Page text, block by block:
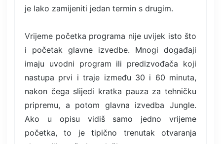
je lako zamijeniti jedan termin s drugim.
Vrijeme početka programa nije uvijek isto što
i početak glavne izvedbe. Mnogi događaji
imaju uvodni program ili predizvođača koji
nastupa prvi i traje između 30 i 60 minuta,
nakon čega slijedi kratka pauza za tehničku
pripremu, a potom glavna izvedba Jungle.
Ako u opisu vidiš samo jedno vrijeme
početka, to je tipično trenutak otvaranja